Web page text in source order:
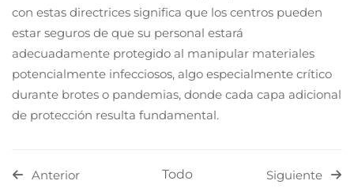
con estas directrices significa que los centros pueden
estar seguros de que su personal estará
adecuadamente protegido al manipular materiales
potencialmente infecciosos, algo especialmente crítico
durante brotes o pandemias, donde cada capa adicional
de protección resulta fundamental.
Anterior Todo Siguiente